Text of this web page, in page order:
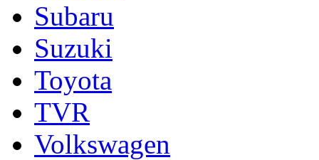
Subaru
Suzuki
Toyota
TVR
Volkswagen